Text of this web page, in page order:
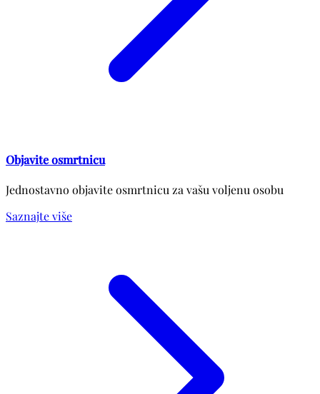
Objavite osmrtnicu
Jednostavno objavite osmrtnicu za vašu voljenu osobu
Saznajte više